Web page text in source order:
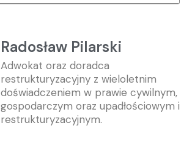
Radosław Pilarski
Adwokat oraz doradca
restrukturyzacyjny z wieloletnim
doświadczeniem w prawie cywilnym,
gospodarczym oraz upadłościowym i
restrukturyzacyjnym.